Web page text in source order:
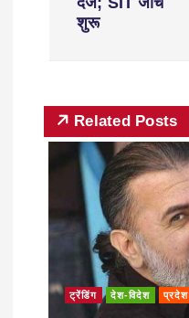
शुरू
Related Posts
ट्रेंडिंग देश-विदेश प्रदेश